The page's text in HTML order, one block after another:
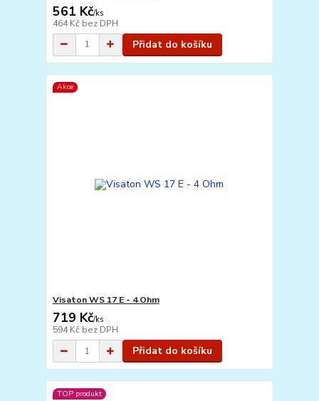
561 Kč/ks
464 Kč bez DPH
Přidat do košíku
Akce
Visaton WS 17 E - 4 Ohm
719 Kč/ks
594 Kč bez DPH
Přidat do košíku
TOP produkt